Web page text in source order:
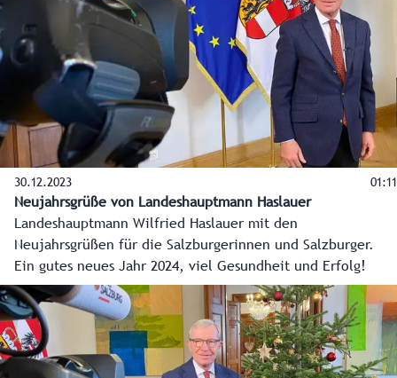
30.12.2023 01:11
Neujahrsgrüße von Landeshauptmann Haslauer
Landeshauptmann Wilfried Haslauer mit den
Neujahrsgrüßen für die Salzburgerinnen und Salzburger.
Ein gutes neues Jahr 2024, viel Gesundheit und Erfolg!